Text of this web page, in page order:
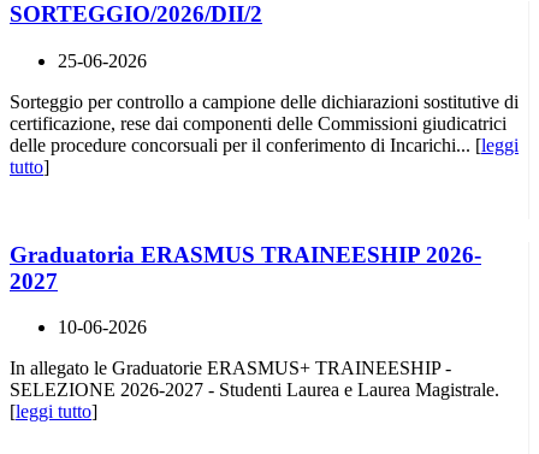
SORTEGGIO/2026/DII/2
25-06-2026
Sorteggio per controllo a campione delle dichiarazioni sostitutive di
certificazione, rese dai componenti delle Commissioni giudicatrici
delle procedure concorsuali per il conferimento di Incarichi... [leggi
tutto]
Graduatoria ERASMUS TRAINEESHIP 2026-
2027
10-06-2026
In allegato le Graduatorie ERASMUS+ TRAINEESHIP -
SELEZIONE 2026-2027 - Studenti Laurea e Laurea Magistrale.
[leggi tutto]